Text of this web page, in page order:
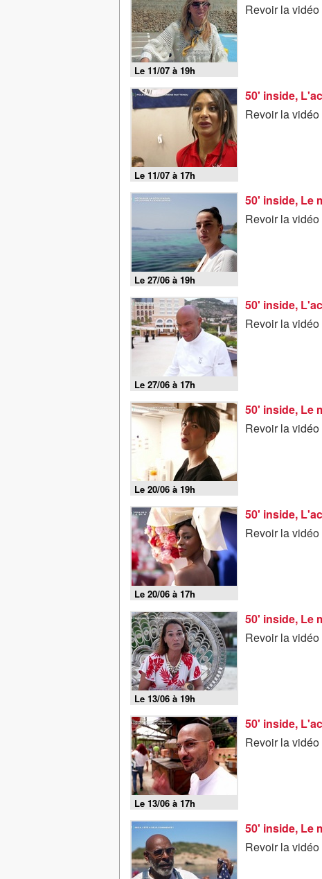
Le 11/07 à 19h
Revoir la
Le 11/07 à 17h
50' inside,
Revoir la
Le 27/06 à 19h
50' inside, Le
Revoir la
Le 27/06 à 17h
50' inside,
Revoir la
Le 20/06 à 19h
50' inside, Le
Revoir la
Le 20/06 à 17h
50' inside,
Revoir la
Le 13/06 à 19h
50' inside, Le
Revoir la
Le 13/06 à 17h
50' inside,
Revoir la
50' inside, Le
Revoir la